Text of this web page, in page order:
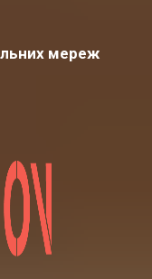
мереж